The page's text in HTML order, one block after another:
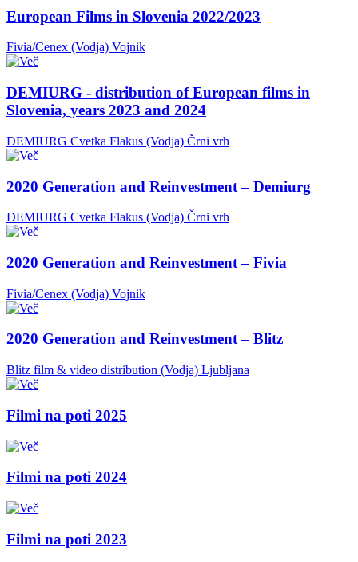
European Films in Slovenia 2022/2023
Fivia/Cenex (Vodja) Vojnik
DEMIURG - distribution of European films in
Slovenia, years 2023 and 2024
DEMIURG Cvetka Flakus (Vodja) Črni vrh
2020 Generation and Reinvestment – Demiurg
DEMIURG Cvetka Flakus (Vodja) Črni vrh
2020 Generation and Reinvestment – Fivia
Fivia/Cenex (Vodja) Vojnik
2020 Generation and Reinvestment – Blitz
Blitz film & video distribution (Vodja) Ljubljana
Filmi na poti 2025
Filmi na poti 2024
Filmi na poti 2023